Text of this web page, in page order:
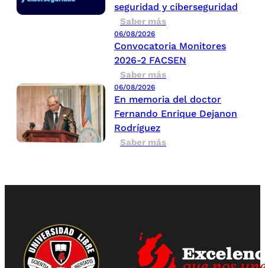
seguridad y ciberseguridad
Saber más
06/08/2026
Convocatoria Monitores
2026-2 FACSEN
Saber más
06/08/2026
En memoria del doctor
Fernando Enrique Dejanon
Rodríguez
Saber más